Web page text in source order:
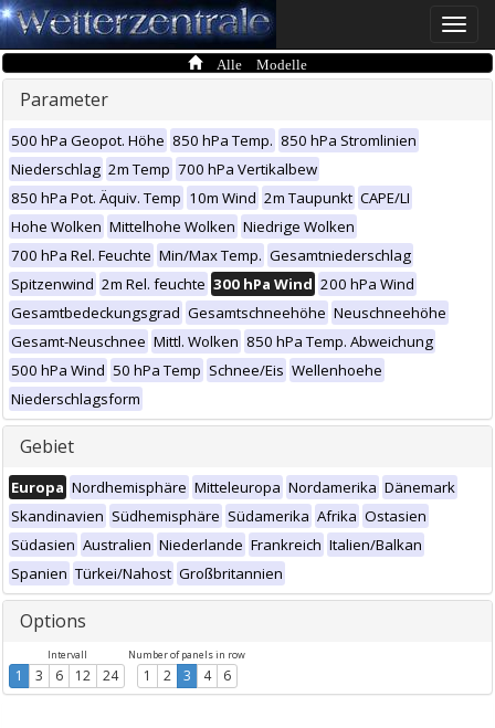
Toggle
Alle Modelle
Parameter
500 hPa Geopot. Höhe 850 hPa Temp. 850 hPa Stromlinien
Niederschlag 2m Temp 700 hPa Vertikalbew
850 hPa Pot. Äquiv. Temp 10m Wind 2m Taupunkt CAPE/LI
Hohe Wolken Mittelhohe Wolken Niedrige Wolken
700 hPa Rel. Feuchte Min/Max Temp. Gesamtniederschlag
Spitzenwind 2m Rel. feuchte 300 hPa Wind 200 hPa Wind
Gesamtbedeckungsgrad Gesamtschneehöhe Neuschneehöhe
Gesamt-Neuschnee Mittl. Wolken 850 hPa Temp. Abweichung
500 hPa Wind 50 hPa Temp Schnee/Eis Wellenhoehe
Niederschlagsform
Gebiet
Europa Nordhemisphäre Mitteleuropa Nordamerika Dänemark
Skandinavien Südhemisphäre Südamerika Afrika Ostasien
Südasien Australien Niederlande Frankreich Italien/Balkan
Spanien Türkei/Nahost Großbritannien
Options
Intervall
1 3 6 12 24
Number of panels in row
1 2 3 4 6